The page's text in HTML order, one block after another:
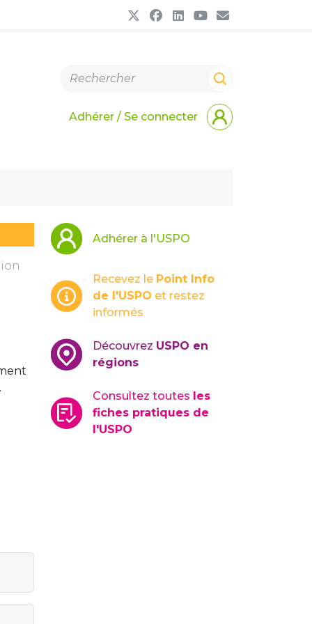
Adhérer / Se connecter
Adhérer à l'USPO
Recevez le Point Info
de l'USPO et restez
informés
Découvrez USPO en
régions
Consultez toutes les
fiches pratiques de
l'USPO